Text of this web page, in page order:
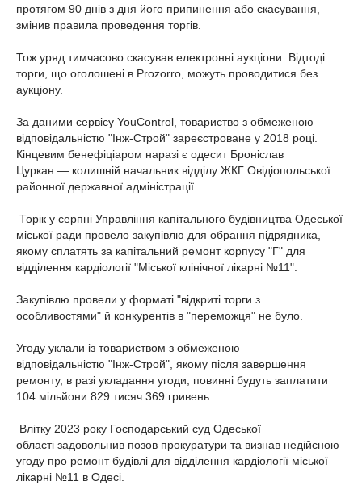
протягом 90 днів з дня його припинення або скасування,
змінив правила проведення торгів.
Тож уряд тимчасово скасував електронні аукціони. Відтоді
торги, що оголошені в Prozorro, можуть проводитися без
аукціону.
За даними сервісу YouControl, товариство з обмеженою
відповідальністю "Інж-Строй" зареєстроване у 2018 році.
Кінцевим бенефіціаром наразі є одесит Броніслав
Цуркан — колишній начальник відділу ЖКГ Овідіопольської
районної державної адміністрації.
Торік у серпні Управління капітального будівництва Одеської
міської ради провело закупівлю для обрання підрядника,
якому сплатять за капітальний ремонт корпусу "Г" для
відділення кардіології "Міської клінічної лікарні №11".
Закупівлю провели у форматі "відкриті торги з
особливостями" й конкурентів в "переможця" не було.
Угоду уклали із товариством з обмеженою
відповідальністю "Інж-Строй", якому після завершення
ремонту, в разі укладання угоди, повинні будуть заплатити
104 мільйони 829 тисяч 369 гривень.
Влітку 2023 року Господарський суд Одеської
області задовольнив позов прокуратури та визнав недійсною
угоду про ремонт будівлі для відділення кардіології міської
лікарні №11 в Одесі.